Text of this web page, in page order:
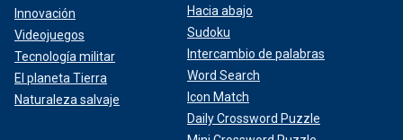
Innovación
Videojuegos
Tecnología militar
El planeta Tierra
Naturaleza salvaje
Hacia abajo
Sudoku
Intercambio de palabras
Word Search
Icon Match
Daily Crossword Puzzle